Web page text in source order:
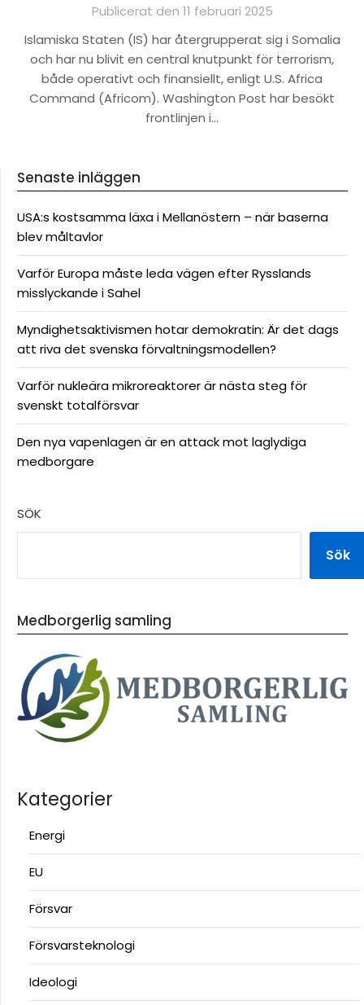
Publicerat den 11 februari 2025
Islamiska Staten (IS) har återgrupperat sig i Somalia
och har nu blivit en central knutpunkt för terrorism,
både operativt och finansiellt, enligt U.S. Africa
Command (Africom). Washington Post har besökt
frontlinjen i…
Senaste inläggen
USA:s kostsamma läxa i Mellanöstern – när baserna
blev måltavlor
Varför Europa måste leda vägen efter Rysslands
misslyckande i Sahel
Myndighetsaktivismen hotar demokratin: Är det dags
att riva det svenska förvaltningsmodellen?
Varför nukleära mikroreaktorer är nästa steg för
svenskt totalförsvar
Den nya vapenlagen är en attack mot laglydiga
medborgare
SÖK
Sök
Medborgerlig samling
Kategorier
Energi
EU
Försvar
Försvarsteknologi
Ideologi